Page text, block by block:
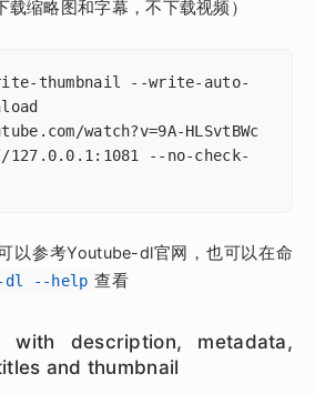
缩略图和字幕，不下载视频）
thumbnail --write-auto-
watch?v=9A-HLSvtBWc
--no-check-
以参考Youtube-dl官网，也可以在命
dl --help 查看
with description, metadata,
and thumbnail